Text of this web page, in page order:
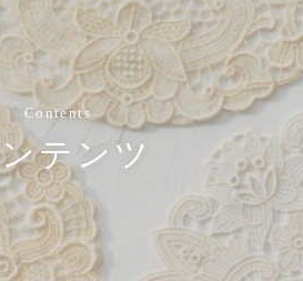
Contents
テンツ